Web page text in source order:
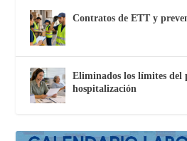
Contratos de ETT y
Eliminados los límites del
hospitalización